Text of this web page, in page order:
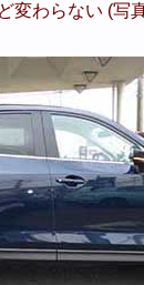
変わらない (写真